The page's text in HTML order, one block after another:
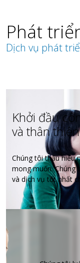
Phát
Dịch vụ phát
Khởi đầu
và thân thiện
Chúng tôi thấu hiểu
mong muốn. Chúng
và dịch vụ tốt nhất